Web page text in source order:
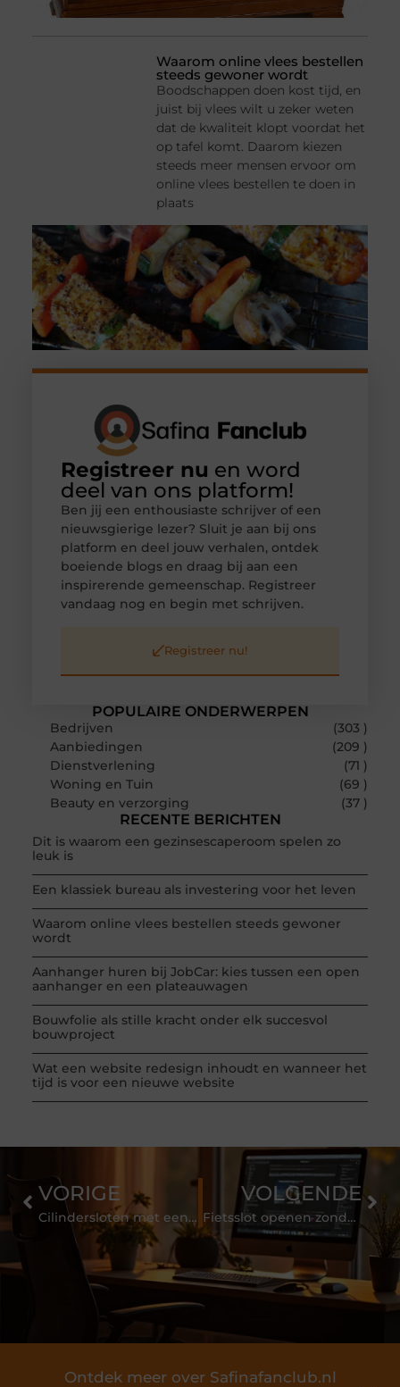
Waarom online vlees bestellen
steeds gewoner wordt
Boodschappen doen kost tijd, en
juist bij vlees wilt u zeker weten
dat de kwaliteit klopt voordat het
op tafel komt. Daarom kiezen
steeds meer mensen ervoor om
online vlees bestellen te doen in
plaats
POPULAIRE ONDERWERPEN
Bedrijven
(303 )
Aanbiedingen
(209 )
Dienstverlening
(71 )
Woning en Tuin
(69 )
Beauty en verzorging
(37 )
RECENTE BERICHTEN
Dit is waarom een gezinsescaperoom spelen zo
leuk is
Een klassiek bureau als investering voor het leven
Waarom online vlees bestellen steeds gewoner
wordt
Aanhanger huren bij JobCar: kies tussen een open
aanhanger en een plateauwagen
Bouwfolie als stille kracht onder elk succesvol
bouwproject
Wat een website redesign inhoudt en wanneer het
tijd is voor een nieuwe website
Registreer nu en word
deel van ons platform!
Ben jij een enthousiaste schrijver of een
nieuwsgierige lezer? Sluit je aan bij ons
platform en deel jouw verhalen, ontdek
boeiende blogs en draag bij aan een
inspirerende gemeenschap. Registreer
vandaag nog en begin met schrijven.
Registreer nu!
Ontdek meer over Safinafanclub.nl
VORIGE
Cilindersloten met een keurmerk laten plaatsen door een professionele slotenmaker
VOLGENDE
Fietsslot openen zonder je fietssleutel te gebruiken